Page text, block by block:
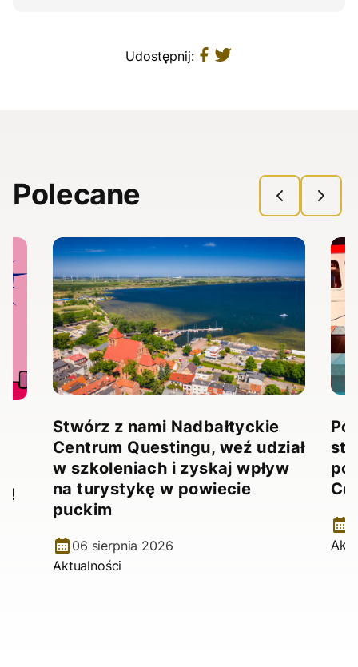
Udostępnij:
Polecane
Stwórz z nami Nadbałtyckie
Centrum Questingu, weź udział
w szkoleniach i zyskaj wpływ
na turystykę w powiecie
puckim
06 sierpnia 2026
Aktualności